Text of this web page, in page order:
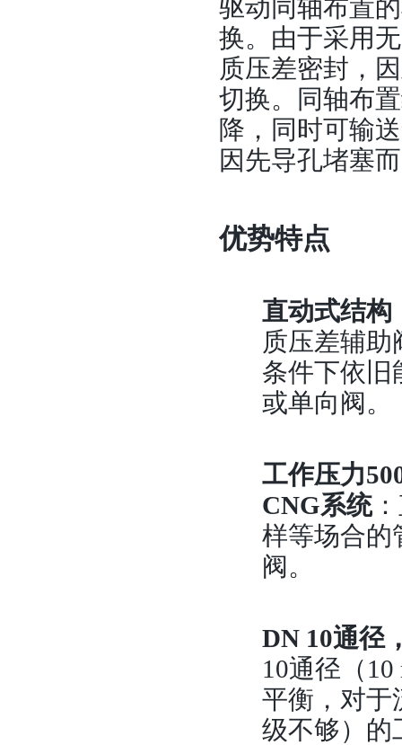
驱动同轴布置
换。由于采用
质压差密封，
切换。同轴布
降，同时可输
因先导孔堵塞
优势特点
直动式结构
质压差辅
条件下依旧
或单向阀。
工作压力
CNG系统
样等场合的
阀。
DN 10通径
10通径（
平衡，对于
级不够）的